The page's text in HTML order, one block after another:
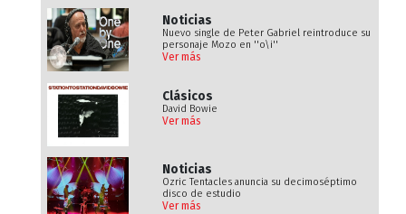
Noticias
Nuevo single de Peter Gabriel reintroduce su
personaje Mozo en ''o\i''
Ver más
Clásicos
David Bowie
Ver más
Noticias
Ozric Tentacles anuncia su decimoséptimo
disco de estudio
Ver más